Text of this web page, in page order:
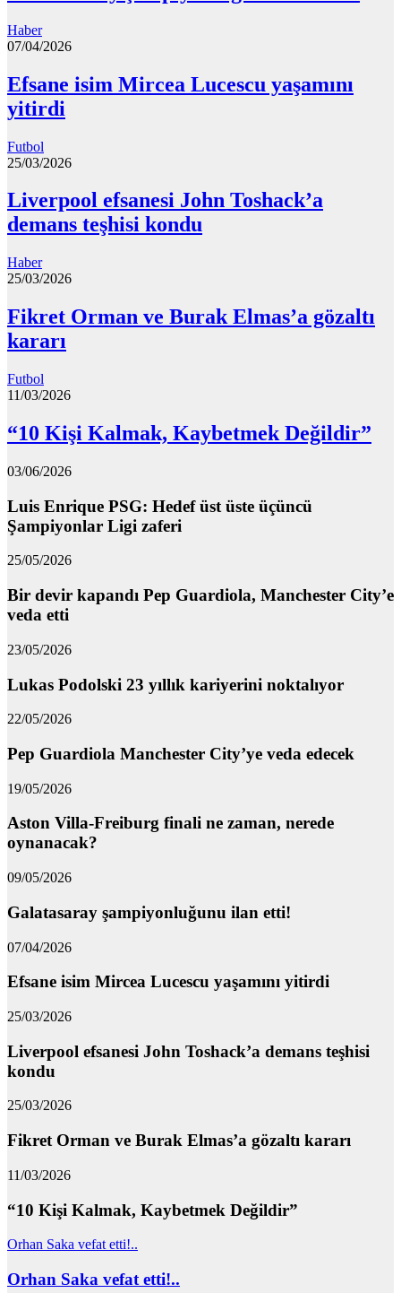
Haber
07/04/2026
Efsane isim Mircea Lucescu yaşamını
yitirdi
Futbol
25/03/2026
Liverpool efsanesi John Toshack’a
demans teşhisi kondu
Haber
25/03/2026
Fikret Orman ve Burak Elmas’a gözaltı
kararı
Futbol
11/03/2026
“10 Kişi Kalmak, Kaybetmek Değildir”
03/06/2026
Luis Enrique PSG: Hedef üst üste üçüncü
Şampiyonlar Ligi zaferi
25/05/2026
Bir devir kapandı Pep Guardiola, Manchester City’e
veda etti
23/05/2026
Lukas Podolski 23 yıllık kariyerini noktalıyor
22/05/2026
Pep Guardiola Manchester City’ye veda edecek
19/05/2026
Aston Villa-Freiburg finali ne zaman, nerede
oynanacak?
09/05/2026
Galatasaray şampiyonluğunu ilan etti!
07/04/2026
Efsane isim Mircea Lucescu yaşamını yitirdi
25/03/2026
Liverpool efsanesi John Toshack’a demans teşhisi
kondu
25/03/2026
Fikret Orman ve Burak Elmas’a gözaltı kararı
11/03/2026
“10 Kişi Kalmak, Kaybetmek Değildir”
Orhan Saka vefat etti!..
Orhan Saka vefat etti!..